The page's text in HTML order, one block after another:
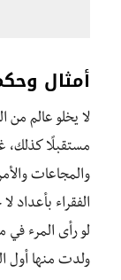
أمثال
لا يخلو عالم من
مستقبلًا كذلك،
والمجاعات
الفقراء بأعداد
لو رأى المرء
ولدت منها أول